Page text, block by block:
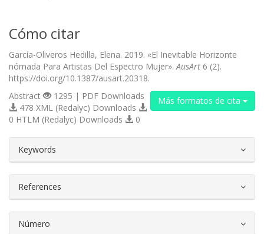
Cómo citar
García-Oliveros Hedilla, Elena. 2019. «El Inevitable Horizonte
nómada Para Artistas Del Espectro Mujer». AusArt 6 (2).
https://doi.org/10.1387/ausart.20318.
Más formatos de cita
Abstract
1295 | PDF Downloads
478 XML (Redalyc) Downloads
0 HTLM (Redalyc) Downloads
0
Keywords
References
Número